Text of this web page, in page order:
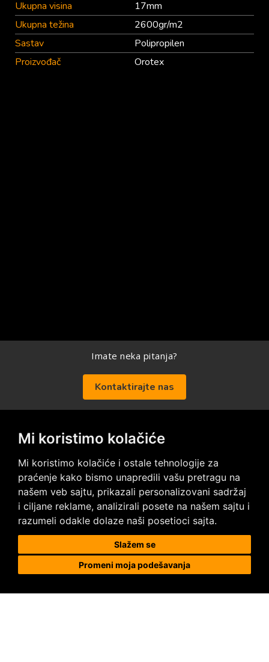
Mi koristimo kolačiće
Mi koristimo kolačiće i ostale tehnologije za
praćenje kako bismo unapredili vašu pretragu na
našem veb sajtu, prikazali personalizovani sadržaj
i ciljane reklame, analizirali posete na našem sajtu i
razumeli odakle dolaze naši posetioci sajta.
Slažem se
Promeni moja podešavanja
Ukupna visina
17mm
Ukupna težina
2600gr/m2
Sastav
Polipropilen
Proizvođač
Orotex
Imate neka pitanja?
Kontaktirajte nas
Posetite nas na društvenim mrežama
Prodaja i ugradnja podnih obloga
Megapod d.o.o.